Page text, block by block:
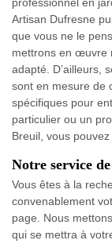
professionnel en
Artisan Dufresne
que vous ne le
mettrons en œuvre
adapté. D’ailleurs,
sont en mesure de
spécifiques pour
particulier ou un
Breuil, vous
Notre service
Vous êtes à la
convenablement
page. Nous
qui se mettra à